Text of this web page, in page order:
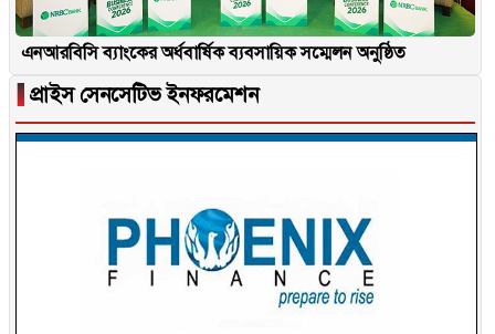
এনআরবিসি ব্যাংকের অর্ধবার্ষিক ব্যবসায়িক সম্মেলন অনুষ্ঠিত
▐ প্রাইস সেনসেটিভ ইনফরমেশন